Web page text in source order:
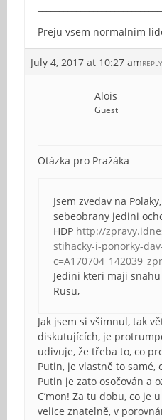
Preju vsem normalnim
July 4, 2017 at 10:27 amREPLY
Alois
Guest
Otázka pro Pražáka
Jsem zvedav na
sebeobrany jedini
HDP http://
stihacky-i-ponorky-
Jedini kteri maji
Rusu,
Jak jsem si všimnul, tak
diskutujících, je
udivuje, že třeba to, co
Putin, je vlastně to samé,
Putin je zato osočován a
C’mon! Za tu dobu, co je
velice znatelně, v